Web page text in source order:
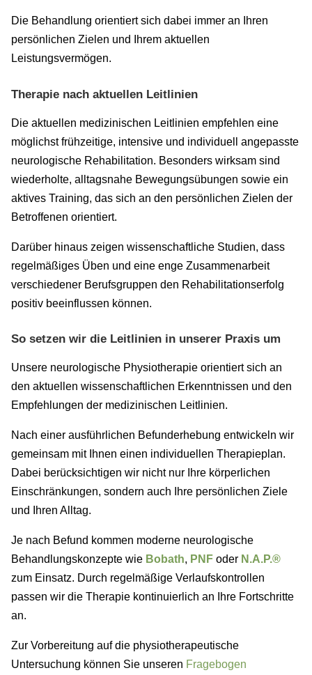
Die Behandlung orientiert sich dabei immer an Ihren
persönlichen Zielen und Ihrem aktuellen
Leistungsvermögen.
Therapie nach aktuellen Leitlinien
Die aktuellen medizinischen Leitlinien empfehlen eine
möglichst frühzeitige, intensive und individuell angepasste
neurologische Rehabilitation. Besonders wirksam sind
wiederholte, alltagsnahe Bewegungsübungen sowie ein
aktives Training, das sich an den persönlichen Zielen der
Betroffenen orientiert.
Darüber hinaus zeigen wissenschaftliche Studien, dass
regelmäßiges Üben und eine enge Zusammenarbeit
verschiedener Berufsgruppen den Rehabilitationserfolg
positiv beeinflussen können.
So setzen wir die Leitlinien in unserer Praxis um
Unsere neurologische Physiotherapie orientiert sich an
den aktuellen wissenschaftlichen Erkenntnissen und den
Empfehlungen der medizinischen Leitlinien.
Nach einer ausführlichen Befunderhebung entwickeln wir
gemeinsam mit Ihnen einen individuellen Therapieplan.
Dabei berücksichtigen wir nicht nur Ihre körperlichen
Einschränkungen, sondern auch Ihre persönlichen Ziele
und Ihren Alltag.
Je nach Befund kommen moderne neurologische
Behandlungskonzepte wie Bobath, PNF oder N.A.P.®
zum Einsatz. Durch regelmäßige Verlaufskontrollen
passen wir die Therapie kontinuierlich an Ihre Fortschritte
an.
Zur Vorbereitung auf die physiotherapeutische
Untersuchung können Sie unseren Fragebogen